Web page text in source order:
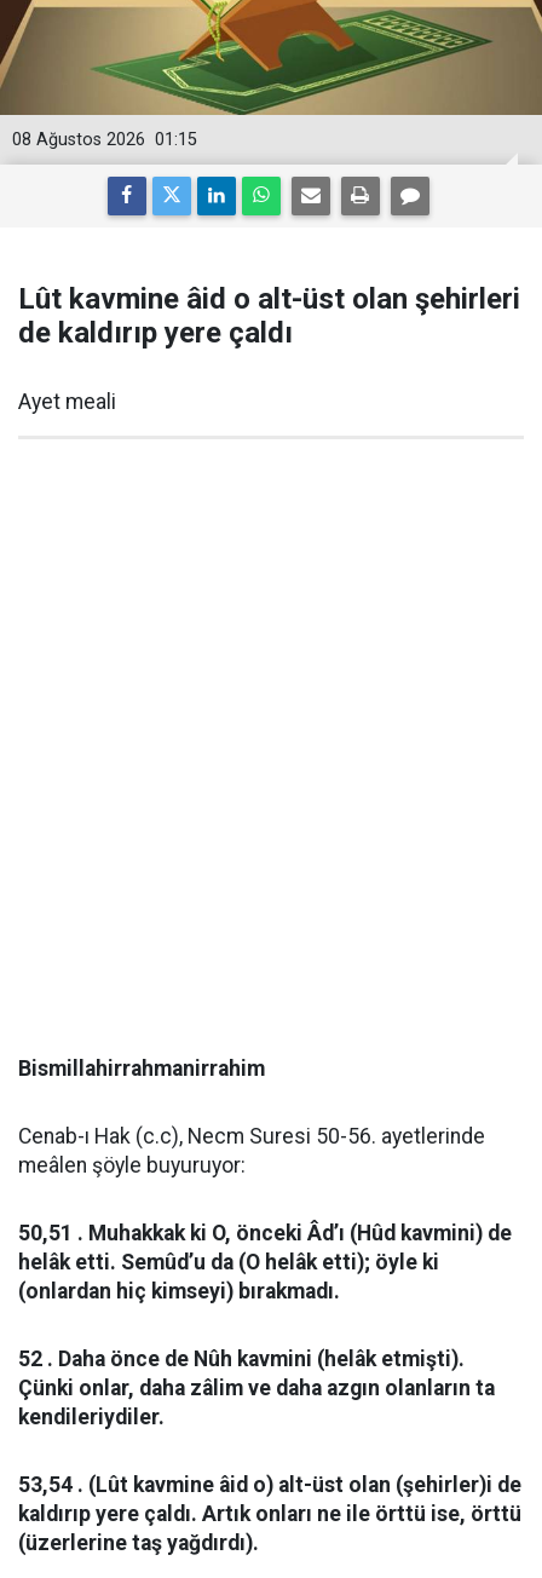
01:15
08 Ağustos 2026
Lût kavmine âid o alt-üst olan şehirleri
de kaldırıp yere çaldı
Ayet meali
Bismillahirrahmanirrahim
Cenab-ı Hak (c.c), Necm Suresi 50-56. ayetlerinde
meâlen şöyle buyuruyor:
50,51 . Muhakkak ki O, önceki Âd’ı (Hûd kavmini) de
helâk etti. Semûd’u da (O helâk etti); öyle ki
(onlardan hiç kimseyi) bırakmadı.
52 . Daha önce de Nûh kavmini (helâk etmişti).
Çünki onlar, daha zâlim ve daha azgın olanların ta
kendileriydiler.
53,54 . (Lût kavmine âid o) alt-üst olan (şehirler)i de
kaldırıp yere çaldı. Artık onları ne ile örttü ise, örttü
(üzerlerine taş yağdırdı).